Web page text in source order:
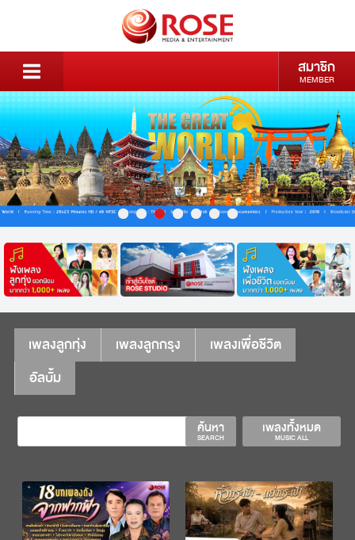
สมาชิก
MEMBER
เพลงลูกทุ่ง เพลงลูกกรุง
เพลงเพื่อชีวิต
อัลบั้ม
เพลงทั้งหมด
MUSIC ALL
ค้นหา
SEARCH